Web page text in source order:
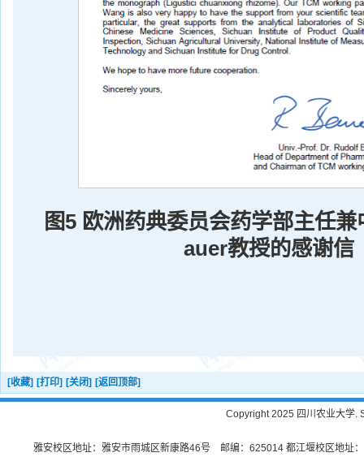
图5 欧洲药典委员会药学部主任
auer教授的感谢信
[收藏] [打印] [关闭] [返回顶部]
Copyright 2025 四川农业大学.
雅安校区地址：雅安市雨城区新康路46号 邮编：625014 都江堰校区地址